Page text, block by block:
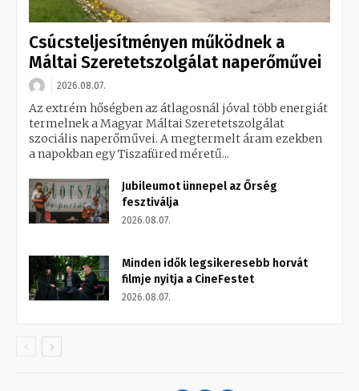
Csúcsteljesítményen működnek a
Máltai Szeretetszolgálat naperőművei
2026.08.07.
Az extrém hőségben az átlagosnál jóval több energiát
termelnek a Magyar Máltai Szeretetszolgálat
szociális naperőművei. A megtermelt áram ezekben
a napokban egy Tiszafüred méretű...
Jubileumot ünnepel az Őrség
fesztiválja
2026.08.07.
Minden idők legsikeresebb horvát
filmje nyitja a CineFestet
2026.08.07.